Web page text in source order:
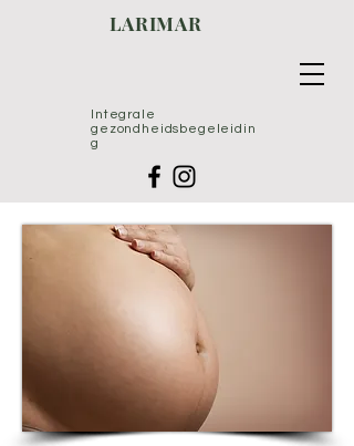
Integrale
gezondheidsbegeleidin
g
LARIMAR